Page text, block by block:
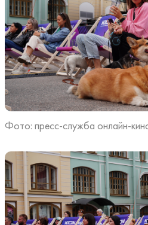
Фото: пресс-служба онлайн-